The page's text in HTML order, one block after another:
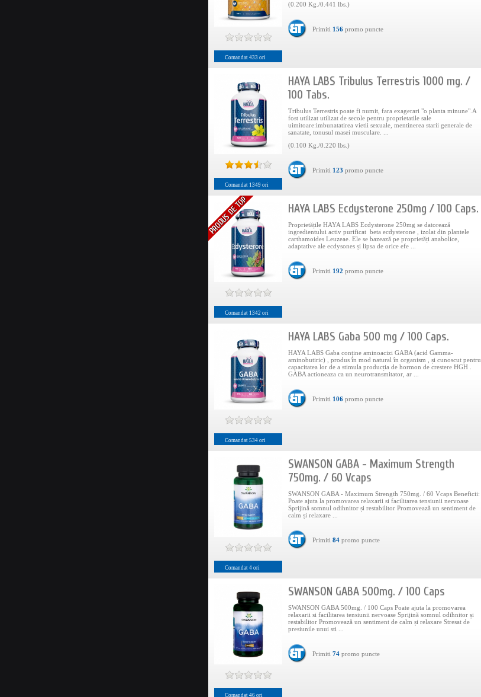
Comandat 433 ori
(0.200 Kg./0.441 lbs.)
Primiti 156 promo puncte
Comandat 1349 ori
HAYA LABS Tribulus Terrestris 1000 mg. /
100 Tabs.
Tribulus Terrestris poate fi numit, fara exagerari "o planta minune".A
fost utilizat utilizat de secole pentru proprietatile sale
uimitoare:imbunatatirea vietii sexuale, mentinerea starii generale de
sanatate, tonusul masei musculare. ...
(0.100 Kg./0.220 lbs.)
Primiti 123 promo puncte
Comandat 1342 ori
HAYA LABS Ecdysterone 250mg / 100 Caps.
Proprietățile HAYA LABS Ecdysterone 250mg se datorează
ingredientului activ purificat beta ecdysterone , izolat din plantele
carthamoides Leuzeae. Ele se bazează pe proprietăți anabolice,
adaptative ale ecdysones și lipsa de orice efe ...
Primiti 192 promo puncte
Comandat 534 ori
HAYA LABS Gaba 500 mg / 100 Caps.
HAYA LABS Gaba conține aminoacizi GABA (acid Gamma-
aminobutiric) , produs în mod natural în organism , și cunoscut pentru
capacitatea lor de a stimula producția de hormon de crestere HGH .
GABA actioneaza ca un neurotransmitator, ar ...
Primiti 106 promo puncte
Comandat 4 ori
SWANSON GABA - Maximum Strength
750mg. / 60 Vcaps
SWANSON GABA - Maximum Strength 750mg. / 60 Vcaps Beneficii:
Poate ajuta la promovarea relaxarii si facilitarea tensiunii nervoase
Sprijină somnul odihnitor și restabilitor Promovează un sentiment de
calm și relaxare ...
Primiti 84 promo puncte
Comandat 46 ori
SWANSON GABA 500mg. / 100 Caps
SWANSON GABA 500mg. / 100 Caps Poate ajuta la promovarea
relaxarii si facilitarea tensiunii nervoase Sprijină somnul odihnitor și
restabilitor Promovează un sentiment de calm și relaxare Stresat de
presiunile unui sti ...
Primiti 74 promo puncte